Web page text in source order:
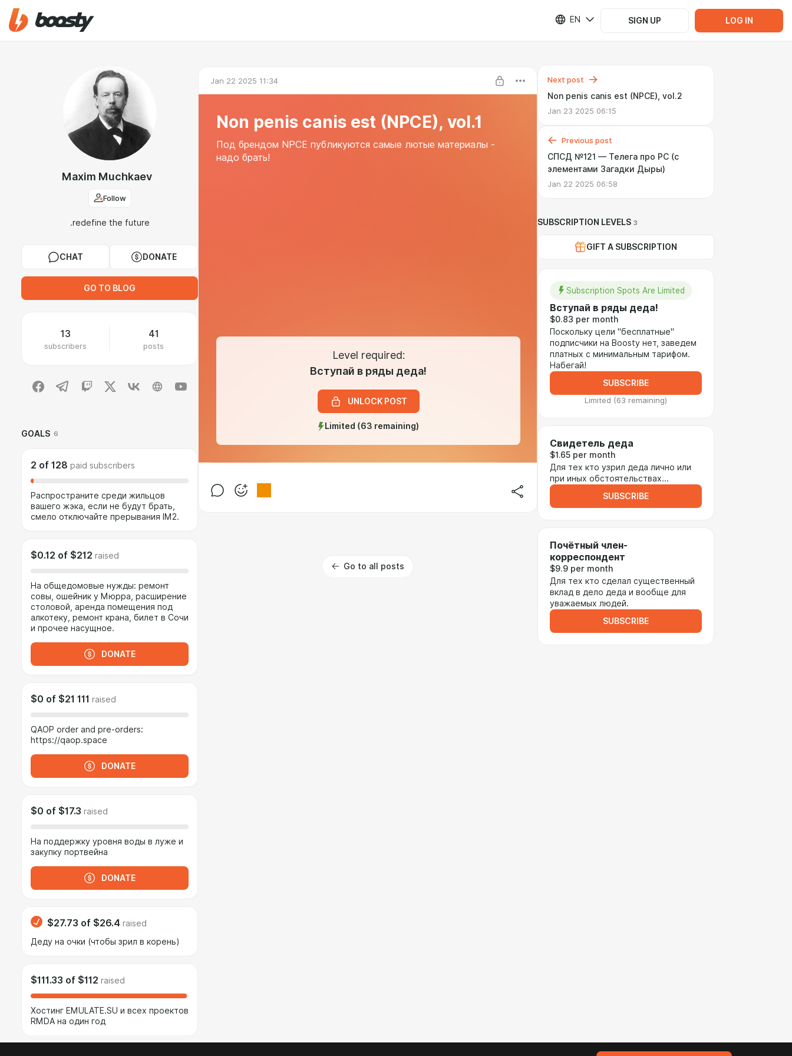
EN SIGN UP LOG IN
Maxim Muchkaev
Follow
.redefine the future
CHAT DONATE
GO TO BLOG
13
subscribers
41
posts
GOALS 6
2 of 128 paid subscribers
Распространите среди жильцов
вашего жэка, если не будут брать,
смело отключайте прерывания IM2.
$0.12 of $212 raised
На общедомовые нужды: ремонт
совы, ошейник у Мюрра, расширение
столовой, аренда помещения под
алкотеку, ремонт крана, билет в Сочи
и прочее насущное.
DONATE
$0 of $21 111 raised
QAOP order and pre-orders:
https://qaop.space
DONATE
$0 of $17.3 raised
На поддержку уровня воды в луже и
закупку портвейна
DONATE
$27.73 of $26.4 raised
Деду на очки (чтобы зрил в корень)
$111.33 of $112 raised
Хостинг EMULATE.SU и всех проектов
RMDA на один год
Jan 22 2025 11:34
Non penis canis est (NPCE), vol.1
Под брендом NPCE публикуются самые лютые материалы -
надо брать!
Level required:
Вступай в ряды деда!
UNLOCK POST
Limited (63 remaining)
Go to all posts
Next post
Non penis canis est (NPCE), vol.2
Jan 23 2025 06:15
Previous post
СПСД №121 — Телега про PC (с
элементами Загадки Дыры)
Jan 22 2025 06:58
SUBSCRIPTION LEVELS 3
GIFT A SUBSCRIPTION
Subscription Spots Are Limited
Вступай в ряды деда!
$0.83 per month
Поскольку цели "бесплатные"
подписчики на Boosty нет, заведем
платных с минимальным тарифом.
Набегай!
SUBSCRIBE
Limited (63 remaining)
Свидетель деда
$1.65 per month
Для тех кто узрил деда лично или
при иных обстоятельствах...
SUBSCRIBE
Почётный член-
корреспондент
$9.9 per month
Для тех кто сделал существенный
вклад в дело деда и вообще для
уважаемых людей.
SUBSCRIBE